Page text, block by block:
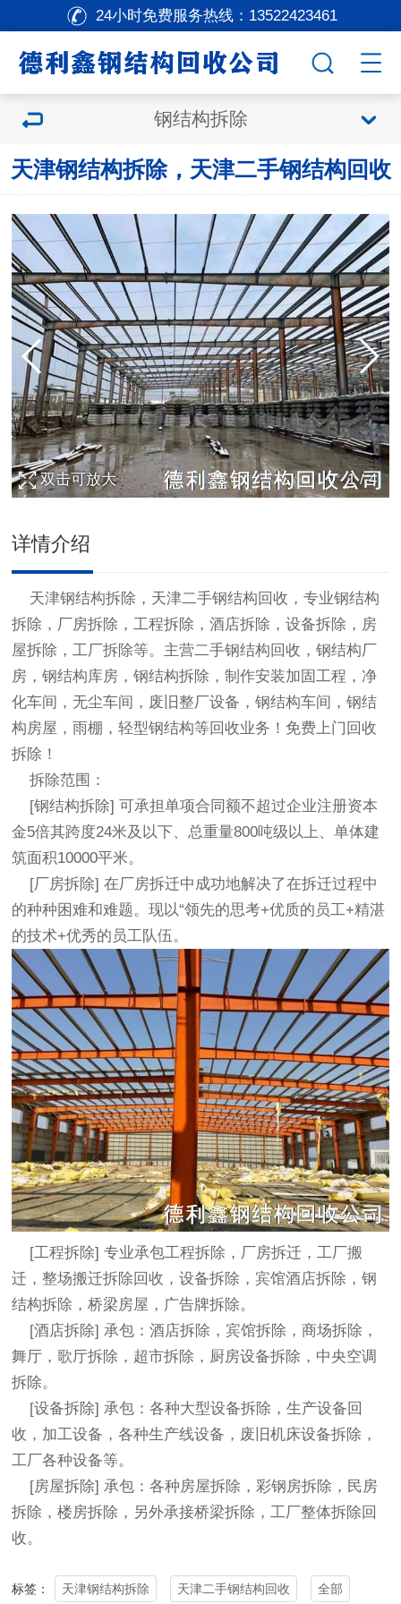
24小时免费服务热线： 13522423461
钢结构拆除
天津钢结构拆除，天津二手钢结构回收
1/4
双击可放大
详情介绍
天津钢结构拆除 ，天津二手钢结构回收 ，专业钢结构
拆除 ，厂房拆除，工程拆除，酒店拆除，设备拆除，房
屋拆除，工厂拆除等。主营二手钢结构回收 ，钢结构厂
房，钢结构库房，钢结构拆除 ，制作安装加固工程，净
化车间，无尘车间，废旧整厂设备，钢结构车间，钢结
构房屋，雨棚，轻型钢结构等回收业务！免费上门回收
拆除！
拆除范围：
[钢结构拆除] 可承担单项合同额不超过企业注册资本
金5倍其跨度24米及以下、总重量800吨级以上、单体建
筑面积10000平米。
[厂房拆除] 在厂房拆迁中成功地解决了在拆迁过程中
的种种困难和难题。现以“领先的思考+优质的员工+精湛
的技术+优秀的员工队伍。
[工程拆除] 专业承包工程拆除，厂房拆迁，工厂搬
迁，整场搬迁拆除回收，设备拆除，宾馆酒店拆除，钢
结构拆除 ，桥梁房屋，广告牌拆除。
[酒店拆除] 承包：酒店拆除，宾馆拆除，商场拆除，
舞厅，歌厅拆除，超市拆除，厨房设备拆除，中央空调
拆除。
[设备拆除] 承包：各种大型设备拆除，生产设备回
收，加工设备，各种生产线设备，废旧机床设备拆除，
工厂各种设备等。
[房屋拆除] 承包：各种房屋拆除，彩钢房拆除，民房
拆除，楼房拆除，另外承接桥梁拆除，工厂整体拆除回
收。
标签： 天津钢结构拆除 天津二手钢结构回收 全部